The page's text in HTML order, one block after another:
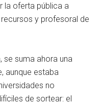
la oferta pública a
y profesoral de
suma ahora una
aunque estaba
no
de sortear: el